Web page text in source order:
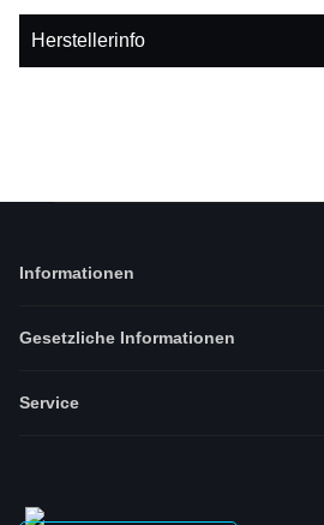
Herstellerinfo
Informationen
Gesetzliche Informationen
Service